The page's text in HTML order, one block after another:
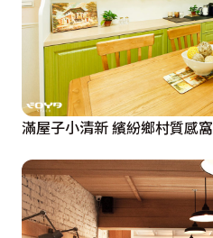
滿屋子小清新 繽紛鄉村質感窩